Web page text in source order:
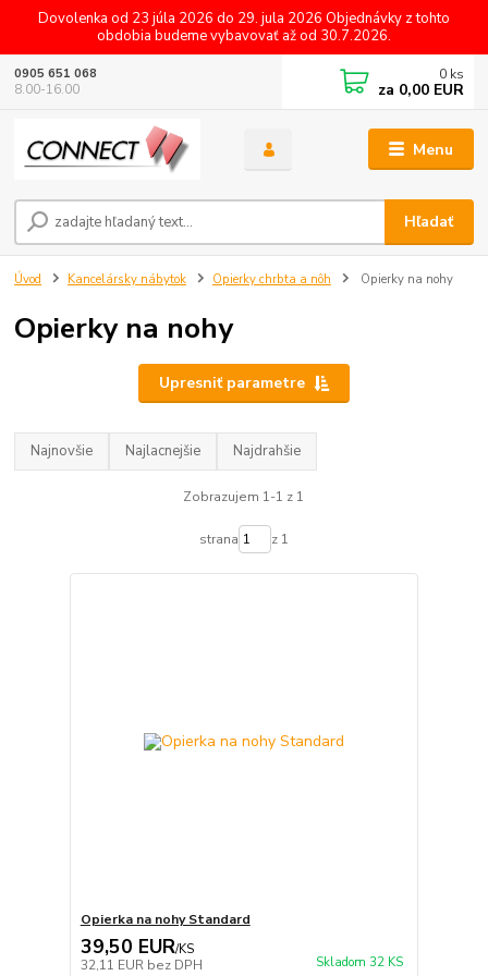
Dovolenka od 23 júla 2026 do 29. jula 2026 Objednávky z tohto
obdobia budeme vybavovať až od 30.7.2026.
Menu
Hľadať
0905 651 068
8.00-16.00
0 ks
za 0,00 EUR
Úvod Kancelársky nábytok Opierky chrbta a nôh Opierky na nohy
Opierky na nohy
Upresniť parametre
Najnovšie Najlacnejšie Najdrahšie
Zobrazujem 1-1 z 1
strana z 1
Opierka na nohy Standard
39,50 EUR/KS
32,11 EUR bez DPH Skladom 32 KS